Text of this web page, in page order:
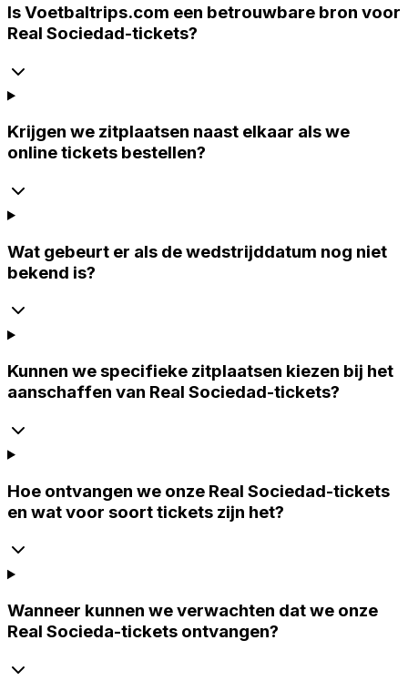
Is Voetbaltrips.com een betrouwbare bron voor
Real Sociedad-tickets?
Krijgen we zitplaatsen naast elkaar als we
online tickets bestellen?
Wat gebeurt er als de wedstrijddatum nog niet
bekend is?
Kunnen we specifieke zitplaatsen kiezen bij het
aanschaffen van Real Sociedad-tickets?
Hoe ontvangen we onze Real Sociedad-tickets
en wat voor soort tickets zijn het?
Wanneer kunnen we verwachten dat we onze
Real Socieda-tickets ontvangen?